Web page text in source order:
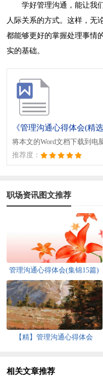
学好管理沟通，能让我
人际关系的方式。这样，无
都能够更好的掌握处理事情
实的基础。
《管理沟通心得体会(精选
将本文的Word文档下载到电
推荐度：
职场资讯图文推荐
管理沟通心得体会(集锦15篇)
【精】管理沟通心得体会
相关文章推荐